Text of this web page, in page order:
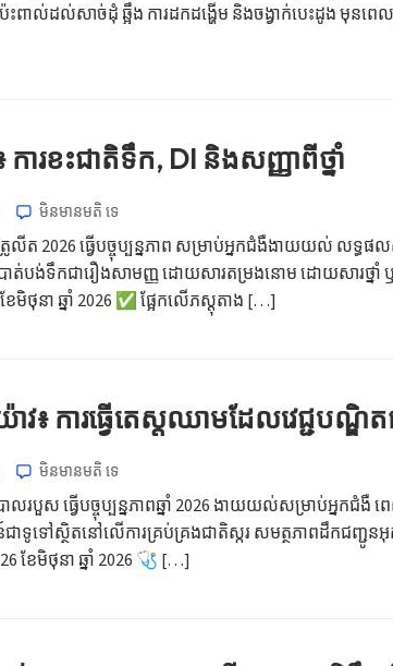
ះពាល់ដល់សាច់ដុំ ឆ្អឹង ការដកដង្ហើម និងចង្វាក់បេះដូង មុនព
រខះជាតិទឹក, DI និងសញ្ញាពីថ្នាំ
មិនមាន​មតិ​ ទេ
ត 2026 ធ្វើបច្ចុប្បន្នភាព សម្រាប់អ្នកជំងឺងាយយល់ លទ្ធ
ាត់បង់ទឹកជារឿងសាមញ្ញ ដោយសារតម្រងនោម ដោយសារថ្នាំ ឬ
ខែមិថុនា ឆ្នាំ 2026 ✅ ផ្អែកលើភស្តុតាង […]
៖ ការធ្វើតេស្តឈាមដែលវេជ្ជបណ្
មិនមាន​មតិ​ ទេ
លរបួស ធ្វើបច្ចុប្បន្នភាពឆ្នាំ 2026 ងាយយល់សម្រាប់អ្នក
ៅស្ថិតនៅលើការគ្រប់គ្រងជាតិស្ករ សមត្ថភាពដឹកជញ្ជូនអុក
ខែមិថុនា ឆ្នាំ 2026 🩺 […]